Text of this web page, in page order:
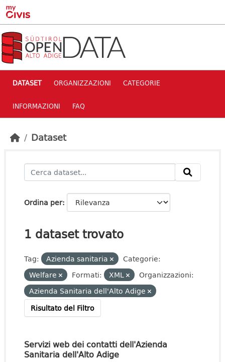
Skip to main content
DATASET ORGANIZZAZIONI CATEGORIE
INFORMAZIONI FAQ
Dataset
Ordina per
1 dataset trovato
Tag: Azienda sanitaria
Categorie:
Welfare
Formati: XML
Organizzazioni:
Azienda Sanitaria dell'Alto Adige
Risultato del Filtro
Servizi web dei contatti dell'Azienda
Sanitaria dell'Alto Adige